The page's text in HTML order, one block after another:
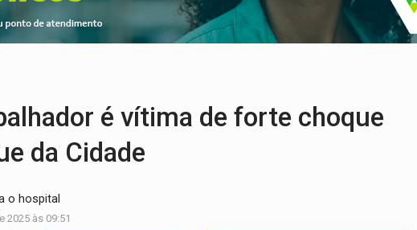
UNNESA apresenta documentos e questiona apreensão da PF em PVH
é vítima de forte choque
da Cidade
o hospital
2025 às 09:51